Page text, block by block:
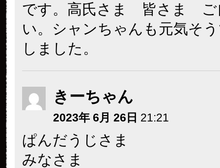
です。高氏さま 皆さま ご
い。シャンちゃんも元気そ
しました。
きーちゃん
2023年 6月 26日 21:21
ぱんだうじさま
みなさま